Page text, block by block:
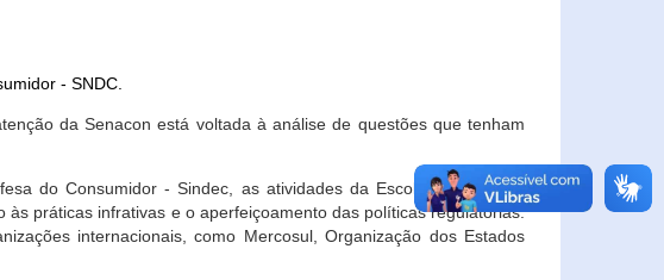
- SNDC.
da Senacon está voltada à análise de questões que tenham
do Consumidor - Sindec, as atividades da Escola Nacional de
práticas infrativas e o aperfeiçoamento das políticas regulatórias.
internacionais, como Mercosul, Organização dos Estados